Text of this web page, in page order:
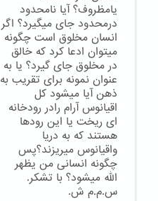
یامظروف؟ آیا نامحدود
درمحدود جای میگیرد؟ اگر
انسان مخلوق است چگونه
میتوان ادعا کرد که خالق
در مخلوق جای گیرد؟ یا به
عنوان نمونه برای تقریب به
ذهن آیا میشود کل
اقیانوس آرام رادر رودخانه
ای ریخت یا این رودها
هستند که به دریا
واقیانوس میریزند؟پس
چگونه انسانی من یظهر
الله میشود؟ با تشکر.
س.م.م ش.